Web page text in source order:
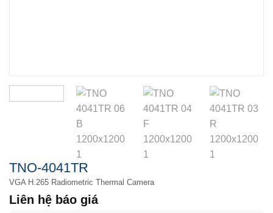
TNO-4041TR
VGA H.265 Radiometric Thermal Camera
Liên hệ báo giá